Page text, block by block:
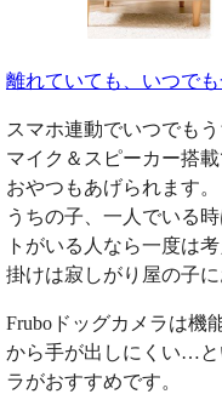
離れていても、いつでも
スマホ連動でいつでも
マイク＆スピーカー搭
おやつもあげられます。
うちの子、一人でいる
トがいる人なら一度は
掛けは寂しがり屋の子に
Fruboドッグカメラは機
から手が出しにくい…と
ラがおすすめです。